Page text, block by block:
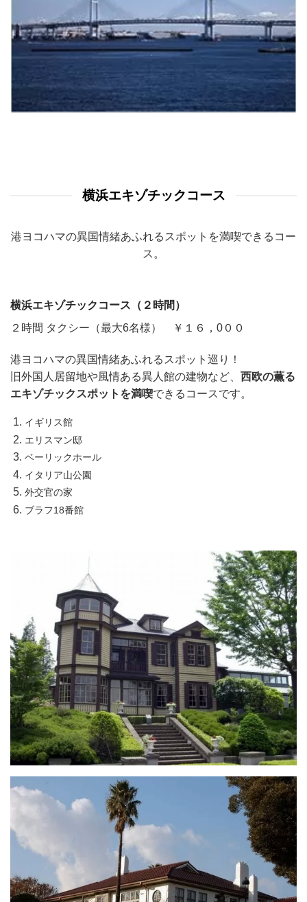
横浜エキゾチックコース
港ヨコハマの異国情緒あふれるスポットを満喫できるコー
ス。
横浜エキゾチックコース（２時間）
２時間 タクシー（最大6名様） ￥１６，0００
港ヨコハマの異国情緒あふれるスポット巡り！
旧外国人居留地や風情ある異人館の建物など、 西欧の薫る
エキゾチックスポットを満喫できるコースです。
イギリス館
エリスマン邸
ベーリックホール
イタリア山公園
外交官の家
ブラフ18番館